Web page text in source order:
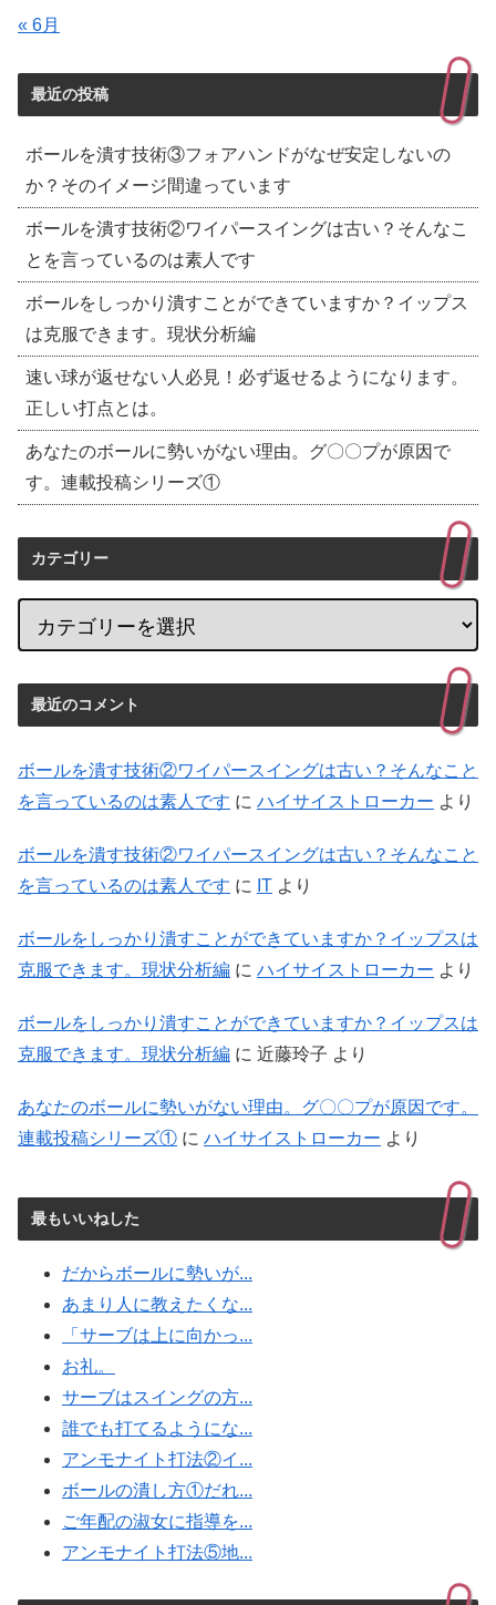
« 6月
最近の投稿
ボールを潰す技術③フォアハンドがなぜ安定しないの
か？そのイメージ間違っています
ボールを潰す技術②ワイパースイングは古い？そんなこ
とを言っているのは素人です
ボールをしっかり潰すことができていますか？イップス
は克服できます。現状分析編
速い球が返せない人必見！必ず返せるようになります。
正しい打点とは。
あなたのボールに勢いがない理由。グ〇〇プが原因で
す。連載投稿シリーズ①
カテゴリー
最近のコメント
ボールを潰す技術②ワイパースイングは古い？そんなこと
を言っているのは素人です に ハイサイストローカー より
ボールを潰す技術②ワイパースイングは古い？そんなこと
を言っているのは素人です に IT より
ボールをしっかり潰すことができていますか？イップスは
克服できます。現状分析編 に ハイサイストローカー より
ボールをしっかり潰すことができていますか？イップスは
克服できます。現状分析編 に 近藤玲子 より
あなたのボールに勢いがない理由。グ〇〇プが原因です。
連載投稿シリーズ① に ハイサイストローカー より
最もいいねした
だからボールに勢いが...
あまり人に教えたくな...
「サーブは上に向かっ...
お礼。
サーブはスイングの方...
誰でも打てるようにな...
アンモナイト打法②イ...
ボールの潰し方①だれ...
ご年配の淑女に指導を...
アンモナイト打法⑤地...